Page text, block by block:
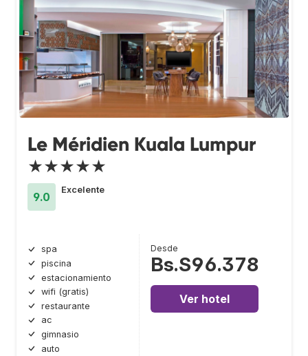
Le Méridien Kuala Lumpur
★★★★★
9.0
Excelente
spa
piscina
estacionamiento
wifi (gratis)
restaurante
ac
gimnasio
auto
Desde
Bs.S96.378
Ver hotel